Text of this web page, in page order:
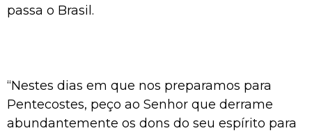
passa o Brasil.
“Nestes dias em que nos preparamos para
Pentecostes, peço ao Senhor que derrame
abundantemente os dons do seu espírito para